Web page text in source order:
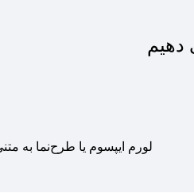
دهیم
لورم ایپسوم یا طرح‌نما به